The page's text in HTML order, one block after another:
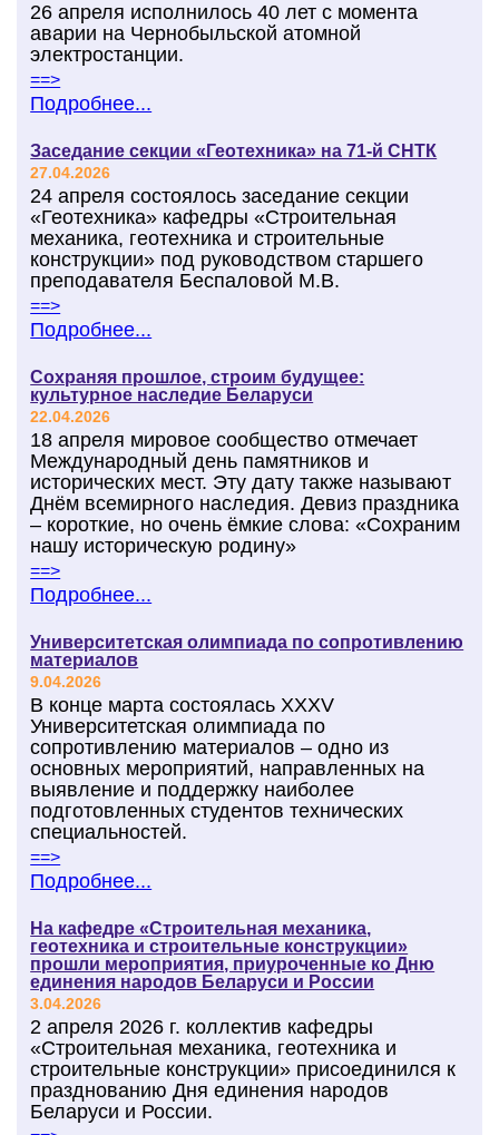
26 апреля исполнилось 40 лет с момента
аварии на Чернобыльской атомной
электростанции.
==>
Подробнее...
Заседание секции «Геотехника» на 71-й СНТК
27.04.2026
24 апреля состоялось заседание секции
«Геотехника» кафедры «Строительная
механика, геотехника и строительные
конструкции» под руководством старшего
преподавателя Беспаловой М.В.
==>
Подробнее...
Сохраняя прошлое, строим будущее:
культурное наследие Беларуси
22.04.2026
18 апреля мировое сообщество отмечает
Международный день памятников и
исторических мест. Эту дату также называют
Днём всемирного наследия. Девиз праздника
– короткие, но очень ёмкие слова: «Сохраним
нашу историческую родину»
==>
Подробнее...
Университетская олимпиада по сопротивлению
материалов
9.04.2026
В конце марта состоялась XXXV
Университетская олимпиада по
сопротивлению материалов – одно из
основных мероприятий, направленных на
выявление и поддержку наиболее
подготовленных студентов технических
специальностей.
==>
Подробнее...
На кафедре «Строительная механика,
геотехника и строительные конструкции»
прошли мероприятия, приуроченные ко Дню
единения народов Беларуси и России
3.04.2026
2 апреля 2026 г. коллектив кафедры
«Строительная механика, геотехника и
строительные конструкции» присоединился к
празднованию Дня единения народов
Беларуси и России.